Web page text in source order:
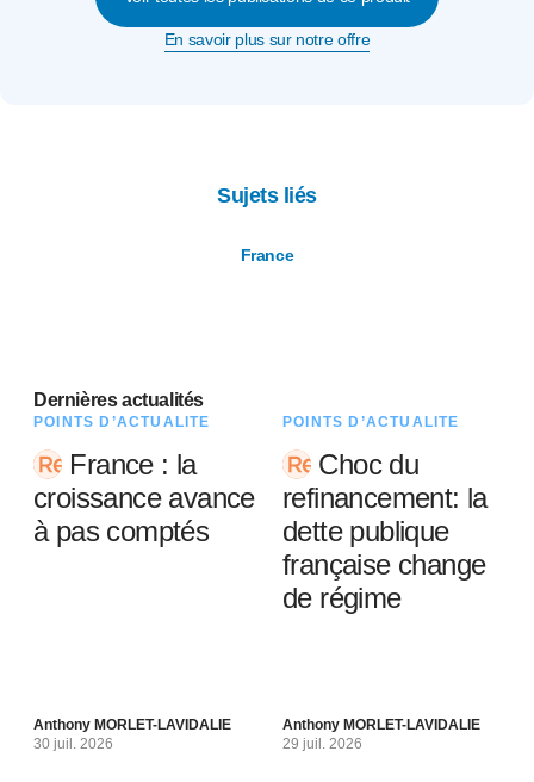
En savoir plus sur notre offre
Sujets liés
France
Dernières actualités
POINTS D’ACTUALITÉ
France : la
croissance avance
à pas comptés
Anthony MORLET-LAVIDALIE
30 juil. 2026
POINTS D’ACTUALITÉ
Choc du
refinancement: la
dette publique
française change
de régime
Anthony MORLET-LAVIDALIE
29 juil. 2026